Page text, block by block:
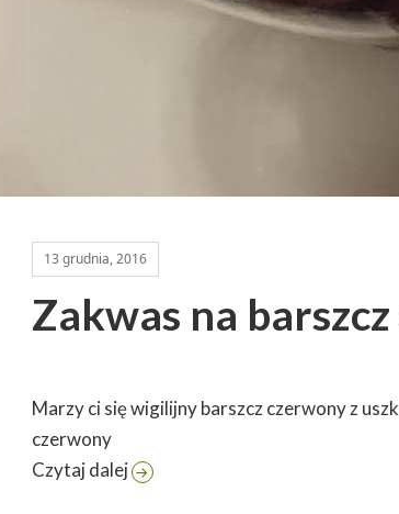
13 grudnia, 2016
Zakwas na
Marzy ci się wigilijny barszcz czerwony z
czerwony
Czytaj dalejZakwas na barszcz czerwony